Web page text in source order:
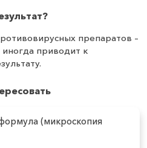
препаратов –
приводит к
(микроскопия